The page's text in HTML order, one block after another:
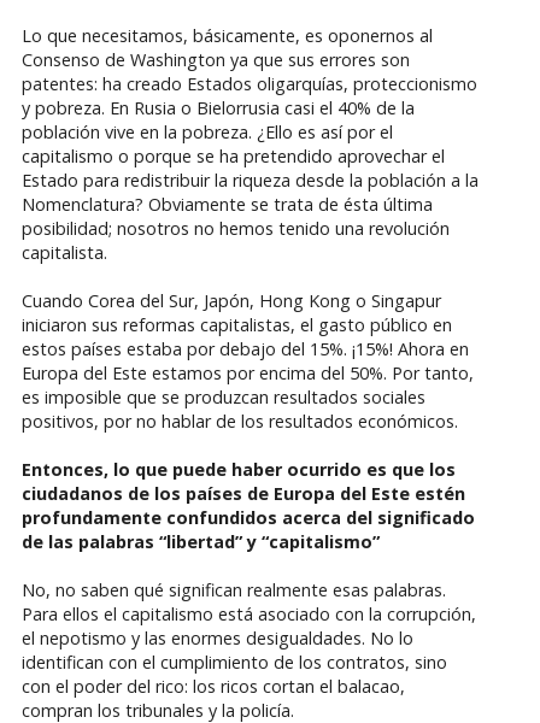
Lo que necesitamos, básicamente, es oponernos al
Consenso de Washington ya que sus errores son
patentes: ha creado Estados oligarquías, proteccionismo
y pobreza. En Rusia o Bielorrusia casi el 40% de la
población vive en la pobreza. ¿Ello es así por el
capitalismo o porque se ha pretendido aprovechar el
Estado para redistribuir la riqueza desde la población a la
Nomenclatura? Obviamente se trata de ésta última
posibilidad; nosotros no hemos tenido una revolución
capitalista.
Cuando Corea del Sur, Japón, Hong Kong o Singapur
iniciaron sus reformas capitalistas, el gasto público en
estos países estaba por debajo del 15%. ¡15%! Ahora en
Europa del Este estamos por encima del 50%. Por tanto,
es imposible que se produzcan resultados sociales
positivos, por no hablar de los resultados económicos.
Entonces, lo que puede haber ocurrido es que los
ciudadanos de los países de Europa del Este estén
profundamente confundidos acerca del significado
de las palabras “libertad” y “capitalismo”
No, no saben qué significan realmente esas palabras.
Para ellos el capitalismo está asociado con la corrupción,
el nepotismo y las enormes desigualdades. No lo
identifican con el cumplimiento de los contratos, sino
con el poder del rico: los ricos cortan el balacao,
compran los tribunales y la policía.